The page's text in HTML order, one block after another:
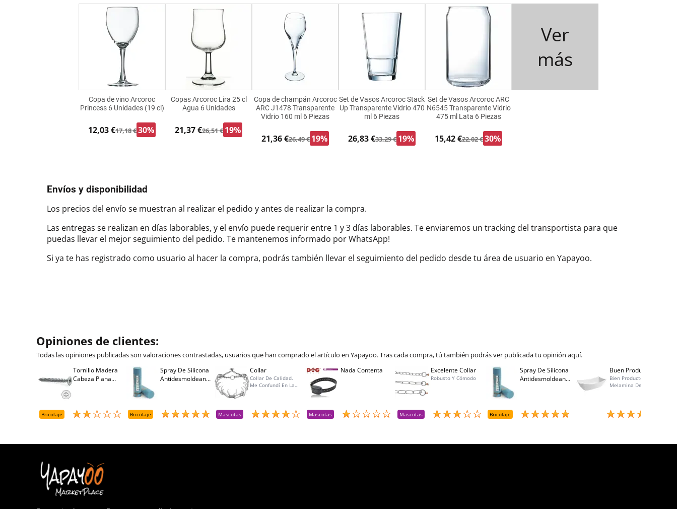
Copa de vino Arcoroc
Princess 6 Unidades (19 cl)
12,03 €17,18 €30%
Copas Arcoroc Lira 25 cl
Agua 6 Unidades
21,37 €26,51 € 19%
Copa de champán Arcoroc
ARC J1478 Transparente
Vidrio 160 ml 6 Piezas
21,36 €26,49 € 19%
Set de Vasos Arcoroc Stack
Up Transparente Vidrio 470
ml 6 Piezas
26,83 €33,29 € 19%
Set de Vasos Arcoroc ARC
N6545 Transparente Vidrio
475 ml Lata 6 Piezas
15,42 €22,02 €30%
Ver
más
Envíos y disponibilidad
Los precios del envío se muestran al realizar el pedido y antes de realizar la compra.
Las entregas se realizan en días laborables, y el envío puede requerir entre 1 y 3 días laborables. Te enviaremos un tracking del transportista para que
puedas llevar el mejor seguimiento del pedido. Te mantenemos informado por WhatsApp!
Si ya te has registrado como usuario al hacer la compra, podrás también llevar el seguimiento del pedido desde tu área de usuario en Yapayoo.
Opiniones de clientes:
Todas las opiniones publicadas son valoraciones contrastadas, usuarios que han comprado el artículo en Yapayoo. Tras cada compra, tú también podrás ver publicada tu opinión aquí.
Tornillo Madera
Cabeza Plana
Bricolaje
Spray De Silicona
Antidesmoldeante
Bricolaje
Collar
Collar De Calidad.
Me Confundí En La
Devolución Y Lo
Reemplacé Por La
Mascotas
Nada Contenta
Mascotas
Excelente Collar
Robusto Y Cómodo
Mascotas
Spray De Silicona
Antidesmoldeante
Bricolaje
Buen Producto
Bien Producto,
Melamina De
Entrega Rápida